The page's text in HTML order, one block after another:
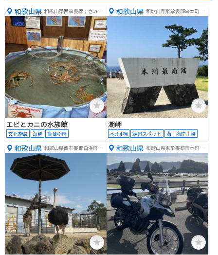
和歌山県 和歌山県西牟婁郡すさみ町
江住８０８−１
エビとカニの水族館
文化施設 海鮮 動植物園
和歌山県 和歌山県東牟婁郡串本町潮
岬
潮岬
本州4端 絶景スポット 海｜海岸｜岬
和歌山県 和歌山県西牟婁郡白浜町堅
田２３９９
和歌山県 和歌山県東牟婁郡串本町鬮
野川